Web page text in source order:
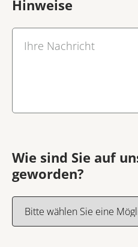
Hinweise
Ihre Nachricht
Wie sind Sie auf
geworden?